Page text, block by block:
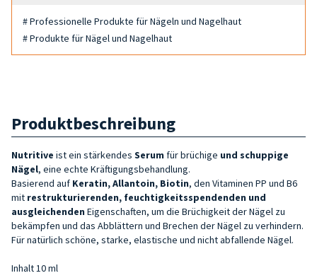
# Professionelle Produkte für Nägeln und Nagelhaut
# Produkte für Nägel und Nagelhaut
Produktbeschreibung
Nutritive ist ein stärkendes Serum für brüchige und schuppige
Nägel, eine echte Kräftigungsbehandlung.
Basierend auf Keratin, Allantoin, Biotin, den Vitaminen PP und B6
mit restrukturierenden, feuchtigkeitsspendenden und
ausgleichenden Eigenschaften, um die Brüchigkeit der Nägel zu
bekämpfen und das Abblättern und Brechen der Nägel zu verhindern.
Für natürlich schöne, starke, elastische und nicht abfallende Nägel.
Inhalt 10 ml